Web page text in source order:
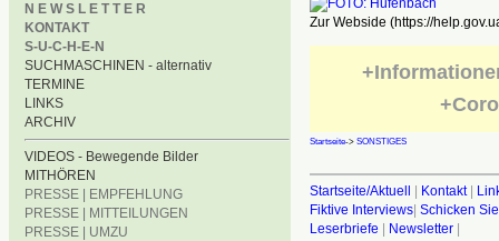
N E W S L E T T E R
KONTAKT
S-U-C-H-E-N
SUCHMASCHINEN - alternativ
TERMINE
LINKS
ARCHIV
VIDEOS - Bewegende Bilder
MITHÖREN
PRESSE | EMPFEHLUNG
PRESSE | MITTEILUNGEN
PRESSE | UMZU
Zur Webside (https://
Startseite-> SONSTIGES
Startseite/Aktuell Kontakt|
Fiktive Interviews| Schicken
Leserbriefe
Newsletter|